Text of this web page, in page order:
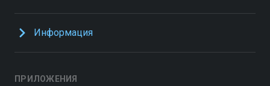
Информация
ПРИЛОЖЕНИЯ